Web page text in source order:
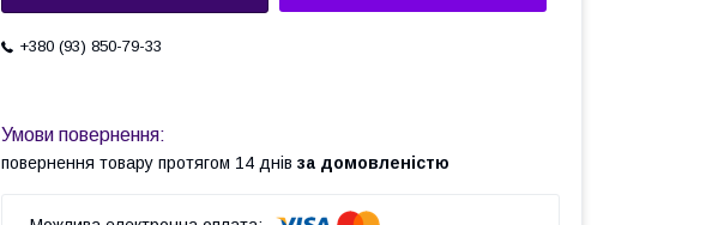
+380 (93) 850-79-33
повернення товару протягом 14 днів за домовленістю